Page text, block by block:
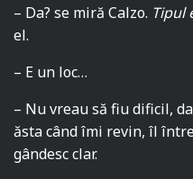
– Da? se miră Calzo. Tipul
el.
– E un loc…
– Nu vreau să fiu dificil,
ăsta când îmi revin, îl
gândesc clar.